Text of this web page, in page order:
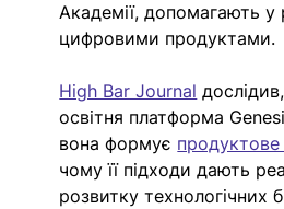
Академії, допомагають у
цифровими продуктами.
High Bar Journal
освітня платформа
вона формує
чому її підходи дають
розвитку технологічних